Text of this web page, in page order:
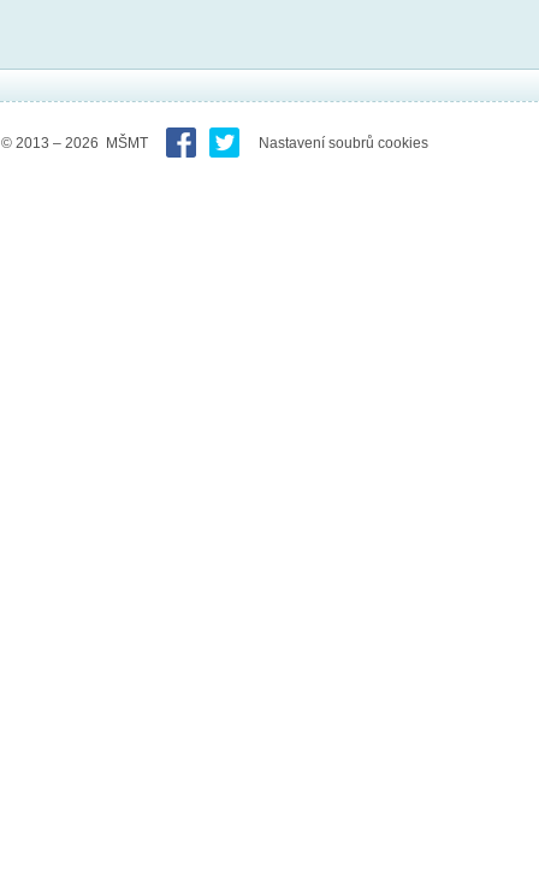
© 2013 – 2026 MŠMT Nastavení soubrů cookies